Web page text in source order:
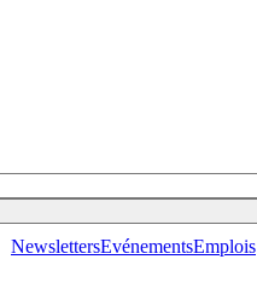
NewslettersEvénementsEmplois